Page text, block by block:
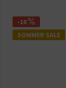
-10
SOMMER SALE